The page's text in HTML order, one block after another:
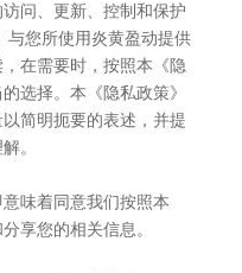
问、更新、控制和保护
与您所使用炎黄盈动提供
在需要时，按照本《隐
选择。本《隐私政策》
简明扼要的表述，并提
。
味着同意我们按照本
享您的相关信息。